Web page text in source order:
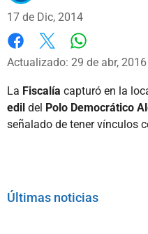
17 de Dic, 2014
Facebook
X
Actualizado: 29 de abr, 2016
La Fiscalía capturó en la
edil del Polo Democrático
señalado de tener vínculos
Últimas noticias